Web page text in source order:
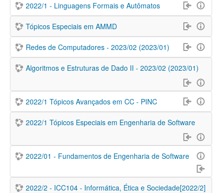
2022/1 - Linguagens Formais e Autômatos
Tópicos Especiais em AMMD
Redes de Computadores - 2023/02 (2023/01)
Algoritmos e Estruturas de Dado II - 2023/02 (2023/01)
2022/1 Tópicos Avançados em CC - PINC
2022/1 Tópicos Especiais em Engenharia de Software
2022/01 - Fundamentos de Engenharia de Software
2022/2 - ICC104 - Informática, Ética e Sociedade[2022/2]